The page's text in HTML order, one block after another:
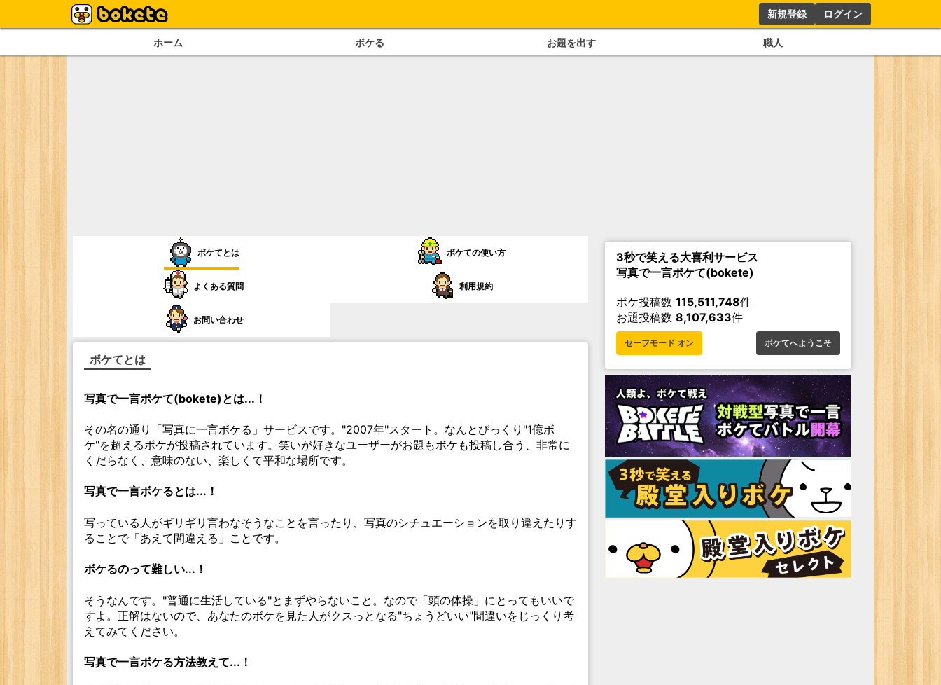
新規登録 ログイン
ホーム ボケる お題を出す 職人
ボケてとは ボケての使い方
よくある質問 利用規約
お問い合わせ
ボケてとは
写真で一言ボケて(bokete)とは...！
その名の通り「写真に一言ボケる」サービスです。"2007年"スタート。なんとびっくり"1億ボ
ケ"を超えるボケが投稿されています。笑いが好きなユーザーがお題もボケも投稿し合う、非常に
くだらなく、意味のない、楽しくて平和な場所です。
写真で一言ボケるとは...！
写っている人がギリギリ言わなそうなことを言ったり、写真のシチュエーションを取り違えたりす
ることで「あえて間違える」ことです。
ボケるのって難しい...！
そうなんです。"普通に生活している"とまずやらないこと。なので「頭の体操」にとってもいいで
すよ。正解はないので、あなたのボケを見た人がクスっとなる"ちょうどいい"間違いをじっくり考
えてみてください。
写真で一言ボケる方法教えて...！
3秒で笑える大喜利サービス
写真で一言ボケて(bokete)
ボケ投稿数 115,511,748件
お題投稿数 8,107,633件
セーフモード オン ボケてへようこそ